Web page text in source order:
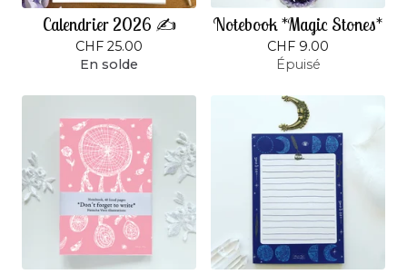
Calendrier 2026 ✍️
CHF 25.00
En solde
Notebook *Magic Stones*
CHF 9.00
Épuisé